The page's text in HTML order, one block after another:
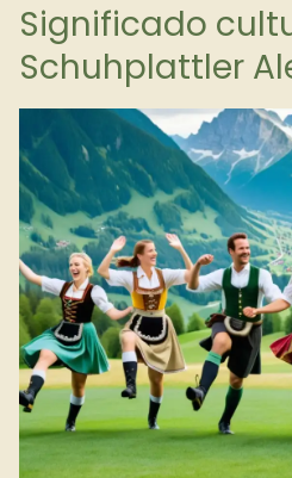
Significado
Schuhplattler